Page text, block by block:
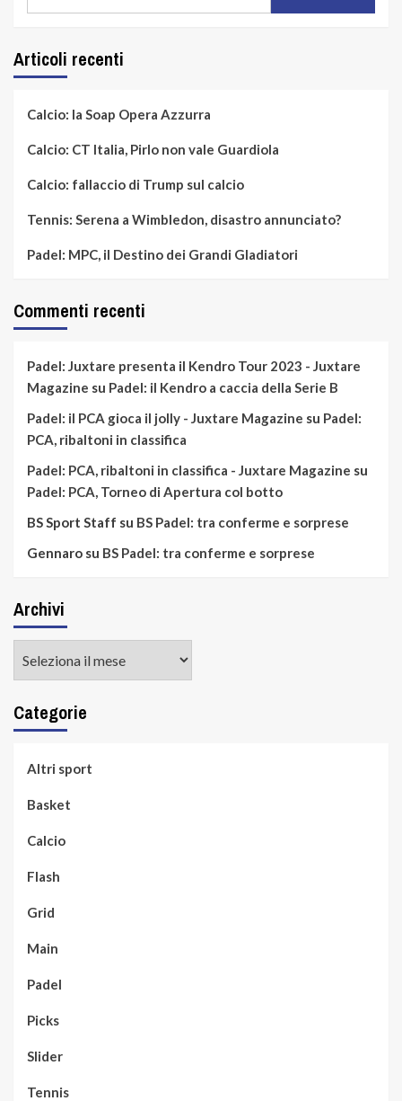
Articoli recenti
Calcio: la Soap Opera Azzurra
Calcio: CT Italia, Pirlo non vale Guardiola
Calcio: fallaccio di Trump sul calcio
Tennis: Serena a Wimbledon, disastro annunciato?
Padel: MPC, il Destino dei Grandi Gladiatori
Commenti recenti
Padel: Juxtare presenta il Kendro Tour 2023 - Juxtare
Magazine su Padel: il Kendro a caccia della Serie B
Padel: il PCA gioca il jolly - Juxtare Magazine su Padel:
PCA, ribaltoni in classifica
Padel: PCA, ribaltoni in classifica - Juxtare Magazine su
Padel: PCA, Torneo di Apertura col botto
BS Sport Staff su BS Padel: tra conferme e sorprese
Gennaro su BS Padel: tra conferme e sorprese
Archivi
Categorie
Altri sport
Basket
Calcio
Flash
Grid
Main
Padel
Picks
Slider
Tennis